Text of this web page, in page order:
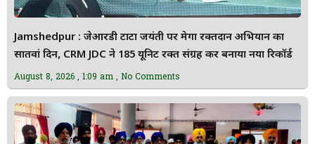
Jamshedpur : जेआरडी टाटा जयंती पर मेगा रक्तदान अभियान का
सातवां दिन, CRM JDC ने 185 यूनिट रक्त संग्रह कर बनाया नया रिकॉर्ड
August 8, 2026 1:09 am No Comments